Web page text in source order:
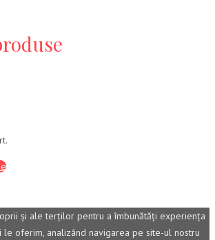
şi ale terţilor pentru a îmbunătăţi experienţa
oferim, analizând navigarea pe site-ul nostru